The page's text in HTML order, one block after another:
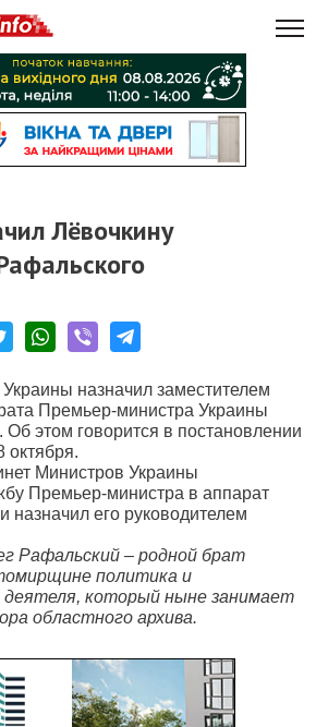
Лёвочкину
назначил заместителем
Премьер-министра Украины
этом говорится в постановлении
октября.
Министров Украины
Премьер-министра в аппарат
назначил его руководителем
Рафальский – родной брат
политика и
деятеля, который ныне занимает
областного архива.